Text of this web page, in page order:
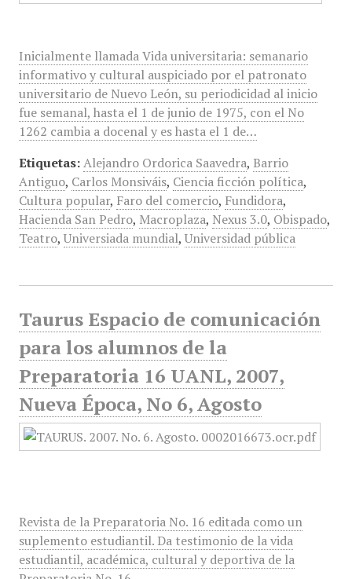
Inicialmente llamada Vida universitaria: semanario
informativo y cultural auspiciado por el patronato
universitario de Nuevo León, su periodicidad al inicio
fue semanal, hasta el 1 de junio de 1975, con el No
1262 cambia a docenal y es hasta el 1 de…
Etiquetas: Alejandro Ordorica Saavedra, Barrio
Antiguo, Carlos Monsiváis, Ciencia ficción política,
Cultura popular, Faro del comercio, Fundidora,
Hacienda San Pedro, Macroplaza, Nexus 3.0, Obispado,
Teatro, Universiada mundial, Universidad pública
Taurus Espacio de comunicación
para los alumnos de la
Preparatoria 16 UANL, 2007,
Nueva Época, No 6, Agosto
Revista de la Preparatoria No. 16 editada como un
suplemento estudiantil. Da testimonio de la vida
estudiantil, académica, cultural y deportiva de la